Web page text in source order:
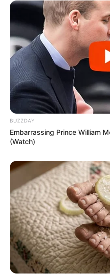
BUZZDAY
Embarrassing Prince William
(Watch)